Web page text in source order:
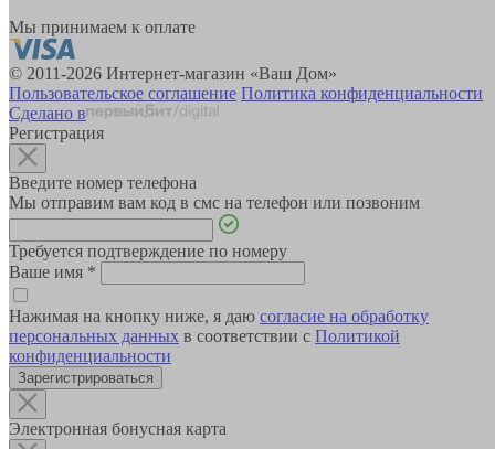
Мы принимаем к оплате
© 2011-2026 Интернет-магазин «Ваш Дом»
Пользовательское соглашение Политика конфиденциальности
Сделано в
Регистрация
Введите номер телефона
Мы отправим вам код в смс на телефон или позвоним
Требуется подтверждение по номеру
Ваше имя *
Нажимая на кнопку ниже, я даю согласие на обработку
персональных данных в соответствии с Политикой
конфиденциальности
Зарегистрироваться
Электронная бонусная карта